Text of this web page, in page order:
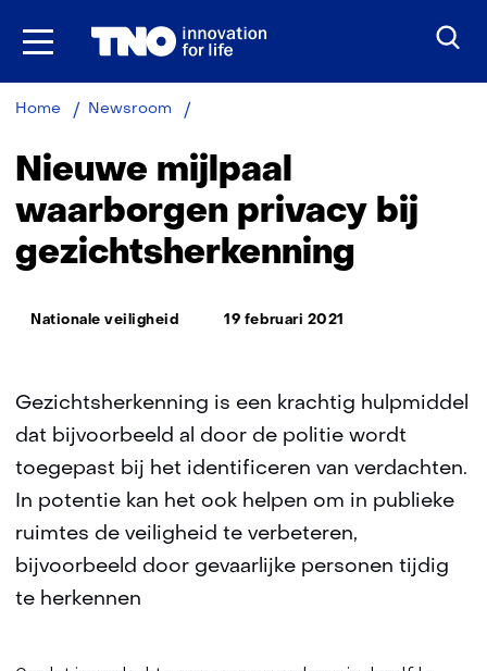
Ga
Home Newsroom
waarborgen
privacy
gezichtsherkenning
Nieuwe mijlpaal
waarborgen privacy bij
gezichtsherkenning
Thema:
Nationale veiligheid 19 februari 2021
Gezichtsherkenning is een krachtig hulpmiddel
dat bijvoorbeeld al door de politie wordt
toegepast bij het identificeren van verdachten.
In potentie kan het ook helpen om in publieke
ruimtes de veiligheid te verbeteren,
bijvoorbeeld door gevaarlijke personen tijdig
te herkennen